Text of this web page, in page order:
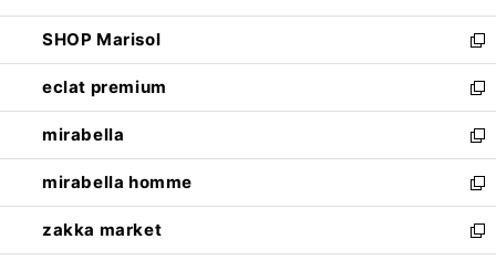
開
く
ウ
で
開
く
ン
ド
ウ
で
開
く
ウ
ィ
ン
ド
ウ
で
開
く
し
い
ウ
ィ
ン
ド
ウ
で
開
く
SHOP Marisol
新
し
い
ウ
ィ
ン
ド
ウ
で
開
eclat premium
新
し
い
ウ
ィ
ン
ド
ウ
mirabella
新
し
い
ウ
ィ
ン
mirabella homme
新
し
い
zakka market
新